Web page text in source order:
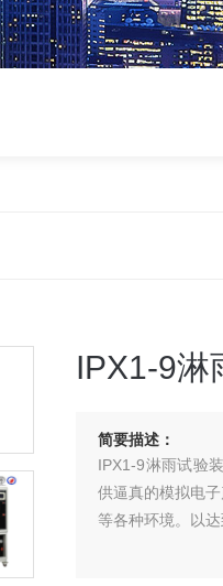
IPX1-9淋
简要描述：
IPX1-9淋雨试验
供逼真的模拟电
等各种环境。以